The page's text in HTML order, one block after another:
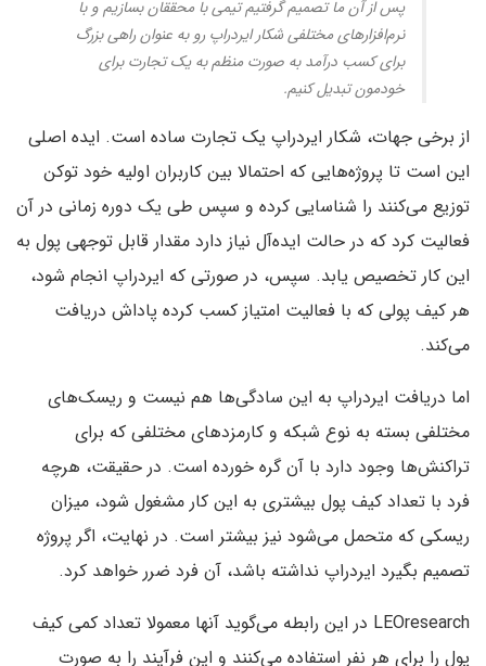
پس از آن ما تصمیم گرفتیم تیمی با محققان بسازیم و با
نرم‌افزارهای مختلفی شکار ایردراپ رو به عنوان راهی بزرگ
برای کسب درآمد به صورت منظم به یک تجارت برای
خودمون تبدیل کنیم.
از برخی جهات، شکار ایردراپ یک تجارت ساده است. ایده اصلی
این است تا پروژه‌هایی که احتمالا بین کاربران اولیه خود توکن
توزیع می‌کنند را شناسایی کرده و سپس طی یک دوره زمانی در آن
فعالیت کرد که در حالت ایده‌آل نیاز دارد مقدار قابل توجهی پول به
این کار تخصیص یابد. سپس، در صورتی که ایردراپ انجام شود،
هر کیف پولی که با فعالیت امتیاز کسب کرده پاداش دریافت
می‌کند.
اما دریافت ایردراپ به این سادگی‌ها هم نیست و ریسک‌های
مختلفی بسته به نوع شبکه و کارمزدهای مختلفی که برای
تراکنش‌ها وجود دارد با آن گره خورده است. در حقیقت، هرچه
فرد با تعداد کیف پول بیشتری به این کار مشغول شود، میزان
ریسکی که متحمل می‌شود نیز بیشتر است. در نهایت، اگر پروژه
تصمیم بگیرد ایردراپ نداشته باشد، آن فرد ضرر خواهد کرد.
LEOresearch در این رابطه می‌گوید آنها معمولا تعداد کمی کیف
پول را برای هر نفر استفاده می‌کنند و این فرآیند را به صورت